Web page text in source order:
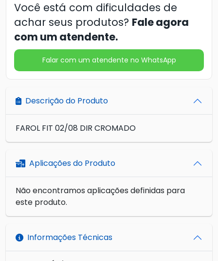
Você está com dificuldades de
achar seus produtos? Fale agora
com um atendente.
Falar com um atendente no WhatsApp
Descrição do Produto
FAROL FIT 02/08 DIR CROMADO
Aplicações do Produto
Não encontramos aplicações definidas para
este produto.
Informações Técnicas